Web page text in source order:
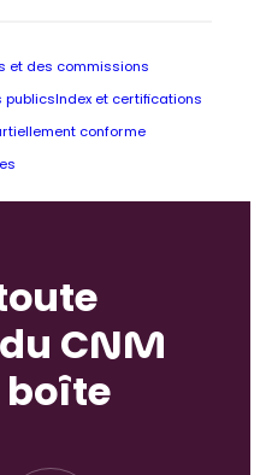
et des commissions
publicsIndex et certifications
conforme
CNM
boîte